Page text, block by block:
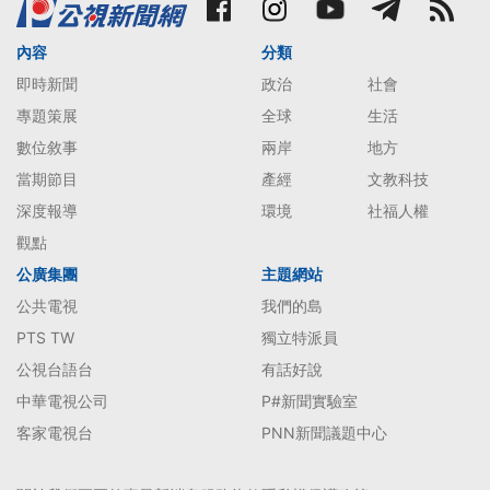
內容
即時新聞
專題策展
數位敘事
當期節目
深度報導
觀點
分類
政治
社會
全球
生活
兩岸
地方
產經
文教科技
環境
社福人權
公廣集團
公共電視
PTS TW
公視台語台
中華電視公司
客家電視台
主題網站
我們的島
獨立特派員
有話好說
P#新聞實驗室
PNN新聞議題中心